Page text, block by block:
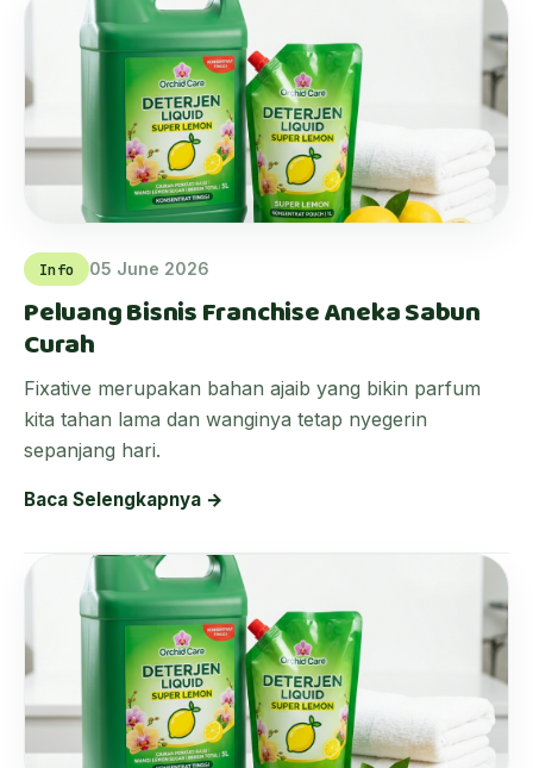
Info 05 June 2026
Peluang Bisnis Franchise Aneka Sabun
Curah
Fixative merupakan bahan ajaib yang bikin parfum
kita tahan lama dan wanginya tetap nyegerin
sepanjang hari.
Baca Selengkapnya →